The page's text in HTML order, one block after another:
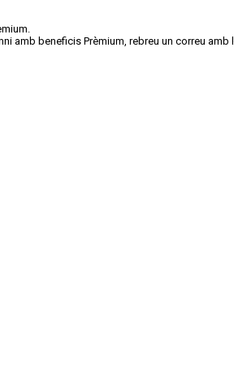
amb beneficis Prèmium, rebreu un correu